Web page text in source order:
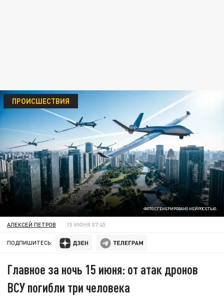
ФОТО СГЕНЕРИРОВАНО НЕЙРОСЕТЬЮ.
ПРОИСШЕСТВИЯ
АЛЕКСЕЙ ПЕТРОВ 15 ИЮНЯ 07:45
ПОДПИШИТЕСЬ:
Главное за ночь 15 июня: от атак дронов
ВСУ погибли три человека